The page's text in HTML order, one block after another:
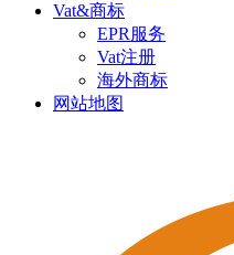
Vat&商标
EPR服务
Vat注册
海外商标
网站地图